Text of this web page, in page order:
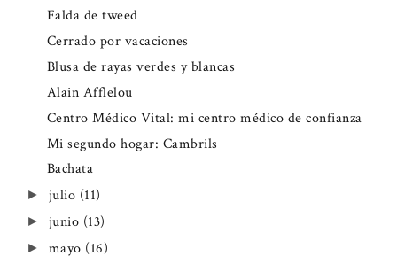
Falda de tweed
Cerrado por vacaciones
Blusa de rayas verdes y blancas
Alain Afflelou
Centro Médico Vital: mi centro médico de confianza
Mi segundo hogar: Cambrils
Bachata
► julio (11)
► junio (13)
► mayo (16)